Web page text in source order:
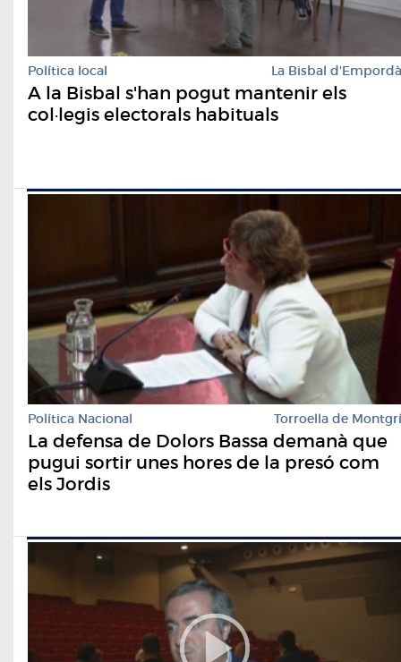
Política local La Bisbal d'Empordà
A la Bisbal s'han pogut mantenir els
col·legis electorals habituals
Política Nacional Torroella de Montgrí
La defensa de Dolors Bassa demanà que
pugui sortir unes hores de la presó com
els Jordis